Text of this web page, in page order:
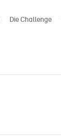
Die Challenge